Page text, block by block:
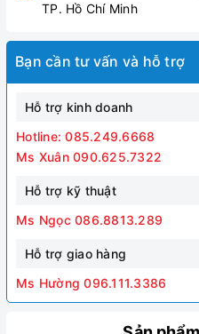
TP. Hồ Chí Minh
Bạn cần tư vấn và hỗ trợ
Hỗ trợ kinh doanh
Hotline: 085.249.6668
Ms Xuân 090.625.7322
Hỗ trợ kỹ thuật
Ms Ngọc 086.8813.289
Hỗ trợ giao hàng
Ms Hường 096.111.3386